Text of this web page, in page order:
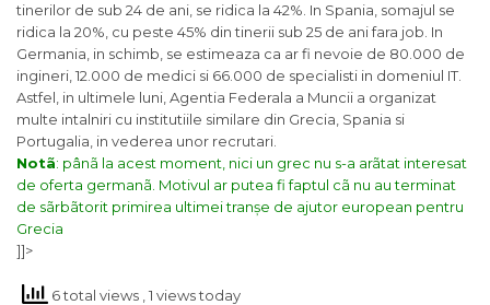
tinerilor de sub 24 de ani, se ridica la 42%. In Spania, somajul se
ridica la 20%, cu peste 45% din tinerii sub 25 de ani fara job. In
Germania, in schimb, se estimeaza ca ar fi nevoie de 80.000 de
ingineri, 12.000 de medici si 66.000 de specialisti in domeniul IT.
Astfel, in ultimele luni, Agentia Federala a Muncii a organizat
multe intalniri cu institutiile similare din Grecia, Spania si
Portugalia, in vederea unor recrutari.
Notã: pânã la acest moment, nici un grec nu s-a arãtat interesat
de oferta germanã. Motivul ar putea fi faptul cã nu au terminat
de sãrbãtorit primirea ultimei tranșe de ajutor european pentru
Grecia
]]>
6 total views , 1 views today